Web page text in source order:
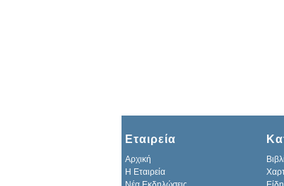
Εταιρεία
Αρχική
H Εταιρεία